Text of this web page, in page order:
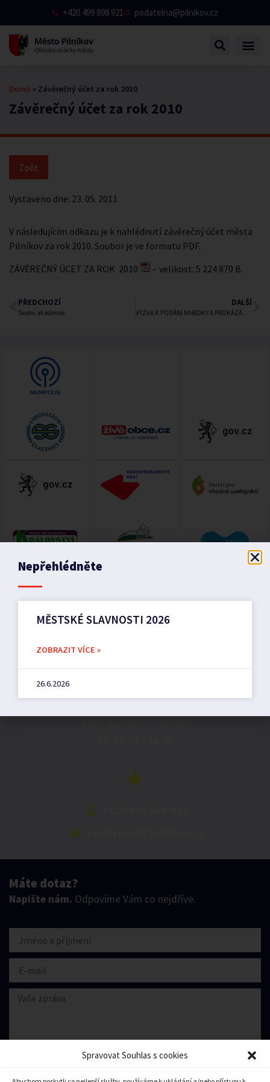
Spravovat Souhlas s cookies
+420 499 898 921 podatelna@pilnikov.cz
Závěrečný účet za rok 2010
Domů » Závěrečný účet za rok 2010
Vystaveno dne: 23. 05. 2011
V následujícím odkazu je k nahlédnutí závěrečný účet města
Pilníkov za rok 2010. Soubor je ve formatu PDF.
ZÁVĚREČNÝ ÚCET ZA ROK 2010
– velikost: 5 224 870 B.
PŘEDCHOZÍ
Školní akademie
DALŠÍ
VÝZVA K PODÁNí NABíDKY A PROKÁZÁNí KVALIFIKACE
Město Pilníkov
Máte dotaz?
Napište nám. Odpovíme Vám co nejdříve.
Nepřehlédněte
MĚSTSKÉ SLAVNOSTI 2026
ZOBRAZIT VÍCE »
26.6.2026